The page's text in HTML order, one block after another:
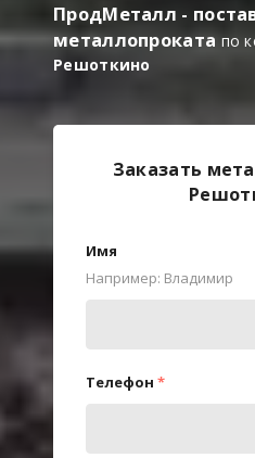
ПродМеталл -
металлопроката по
Решоткино
Заказать
Имя
Например: Владимир
Телефон *